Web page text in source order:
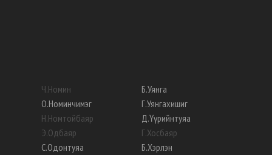
Ч.Номин
О.Номинчимэг
Н.Номтойбаяр
Э.Одбаяр
С.Одонтуяа
Б.Уянга
Г.Уянгахишиг
Д.Үүрийнтуяа
Г.Хосбаяр
Б.Хэрлэн